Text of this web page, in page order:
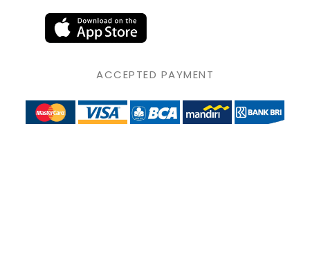
ACCEPTED PAYMENT